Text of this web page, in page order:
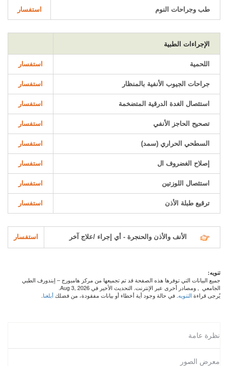
طب وجراحات النوم استفسار
الإجراءات الطبية
اللحمية استفسار
جراحات الجيوب الأنفية بالمنظار استفسار
استئصال الغدة الدرقية المتضخمة استفسار
تصحيح الحاجز الأنفي استفسار
السطحي الحراري (سمد) استفسار
إصلاح الغضروف ال استفسار
استئصال اللوزتين استفسار
ترقيع طبلة الأذن استفسار
الأنف والأذن والحنجرة - أي إجراء /علاج آخر استفسار
تنويه:
جميع البيانات التي توفرها هذه الصفحة قد تم تجميعها من مركز هامبورج – إبندورف الطبي
الجامعي , ومصادر أخرى عبر الإنترنت. التحديث الأخير في Aug 3, 2026.
يُرجى قراءة التنويه. في حالة وجود أية أخطاء أو بيانات مفقودة، من فضلكأبلغنا.
نظرة عامة
معرض الصور